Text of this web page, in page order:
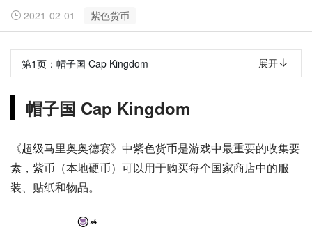
2021-02-01 紫色货币
第1页： 帽子国 Cap Kingdom 展开
帽子国 Cap Kingdom
《超级马里奥奥德赛》中紫色货币是游戏中最重要的收集要
素，紫币（本地硬币）可以用于购买每个国家商店中的服
装、贴纸和物品。